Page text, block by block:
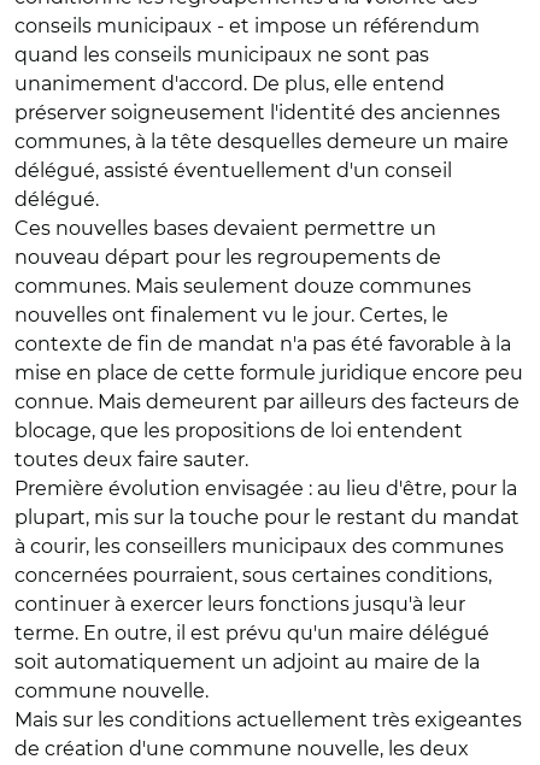
conseils municipaux - et impose un référendum
quand les conseils municipaux ne sont pas
unanimement d'accord. De plus, elle entend
préserver soigneusement l'identité des anciennes
communes, à la tête desquelles demeure un maire
délégué, assisté éventuellement d'un conseil
délégué.
Ces nouvelles bases devaient permettre un
nouveau départ pour les regroupements de
communes. Mais seulement douze communes
nouvelles ont finalement vu le jour. Certes, le
contexte de fin de mandat n'a pas été favorable à la
mise en place de cette formule juridique encore peu
connue. Mais demeurent par ailleurs des facteurs de
blocage, que les propositions de loi entendent
toutes deux faire sauter.
Première évolution envisagée : au lieu d'être, pour la
plupart, mis sur la touche pour le restant du mandat
à courir, les conseillers municipaux des communes
concernées pourraient, sous certaines conditions,
continuer à exercer leurs fonctions jusqu'à leur
terme. En outre, il est prévu qu'un maire délégué
soit automatiquement un adjoint au maire de la
commune nouvelle.
Mais sur les conditions actuellement très exigeantes
de création d'une commune nouvelle, les deux